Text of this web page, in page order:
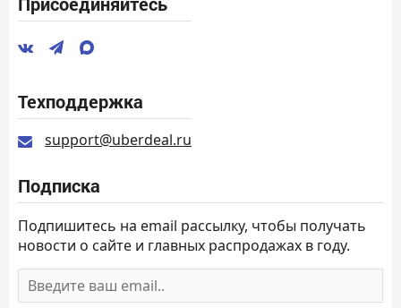
Техподдержка
support@uberdeal.ru
Подписка
Подпишитесь на email рассылку, чтобы получать
новости о сайте и главных распродажах в году.